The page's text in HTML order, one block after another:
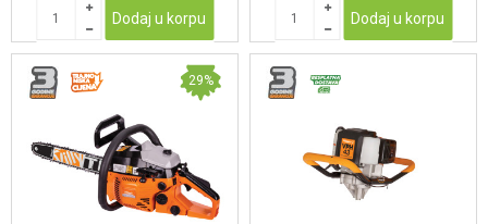
Dodaj u korpu Dodaj u korpu
29%